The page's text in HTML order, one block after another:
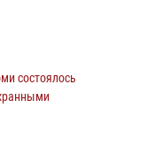
продолжают изымать
в Росгвардию
состоялось